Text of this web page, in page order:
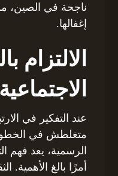
ناجحة في الصين،
إغفالها.
الالتزام
الاجتماعية
عند التفكير في
متغلطش في
الرسمية، يعد فهم
أمرًا بالغ الأهمية.